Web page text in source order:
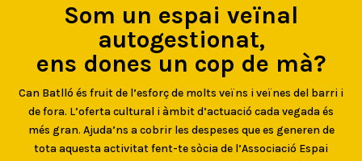
Som un espai veïnal
autogestionat,
ens dones un cop de mà?
Can Batlló és fruit de l’esforç de molts veïns i veïnes del barri i
de fora. L’oferta cultural i àmbit d’actuació cada vegada és
més gran. Ajuda’ns a cobrir les despeses que es generen de
tota aquesta activitat fent-te sòcia de l’Associació Espai